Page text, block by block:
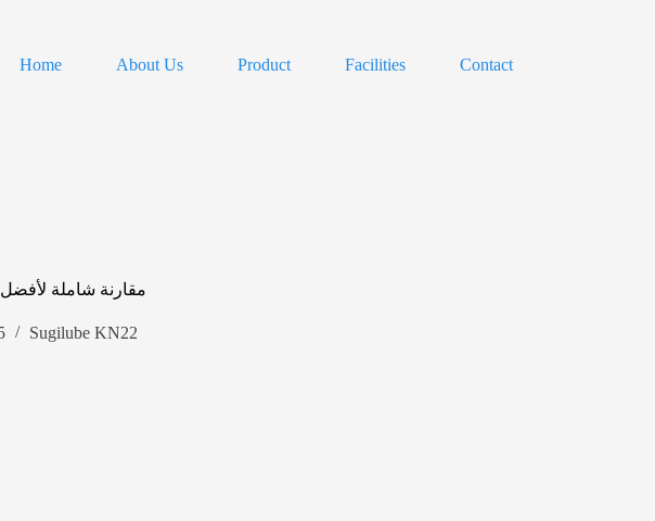
Home
About Us Product Facilities Contact
مقارنة شاملة
Sugilube KN22